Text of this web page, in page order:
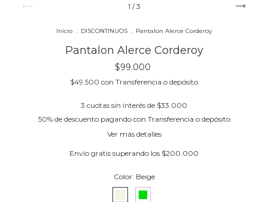
1 /3
Inicio . DISCONTINUOS . Pantalon Alerce Corderoy
Pantalon Alerce Corderoy
$99.000
$49.500 con Transferencia o depósito
3 cuotas sin interés de $33.000
50% de descuentopagando con Transferencia o depósito
Ver más detalles
Envío gratis superando los $200.000
Color: Beige